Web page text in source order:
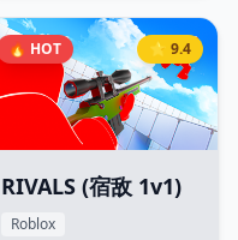
热门动漫《咒术回战》以
及高破坏性的战斗机制。
玩家可以加入紧张刺激、
节奏极快的 PvP 对决，掌
握独特的近战连招、使用
闪避摆脱硬直、释放角色
专属的强力技能，并开启
终极觉醒（G键）在精美的
可破坏场景中称霸战场。
🔥 HOT ⭐ 9.4
RIVALS (宿敌 1v1)
Roblox